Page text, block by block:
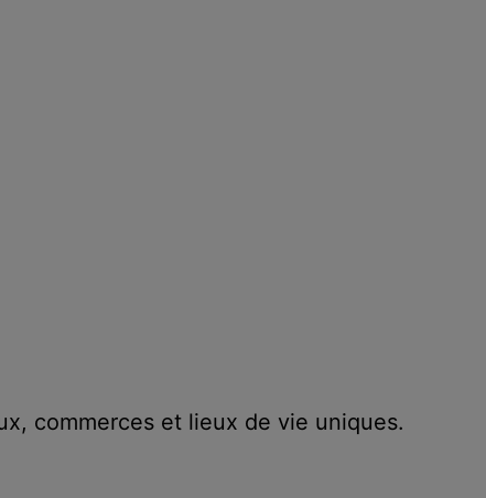
commerces et lieux de vie uniques.